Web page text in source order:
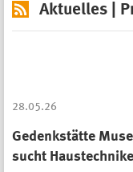
Aktuelles |
28.05.26
Gedenkstätte
sucht